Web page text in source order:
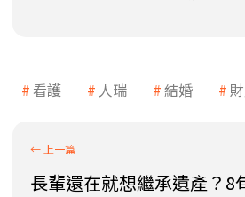
看護 人瑞 結婚
長輩還在就想繼承遺產？8